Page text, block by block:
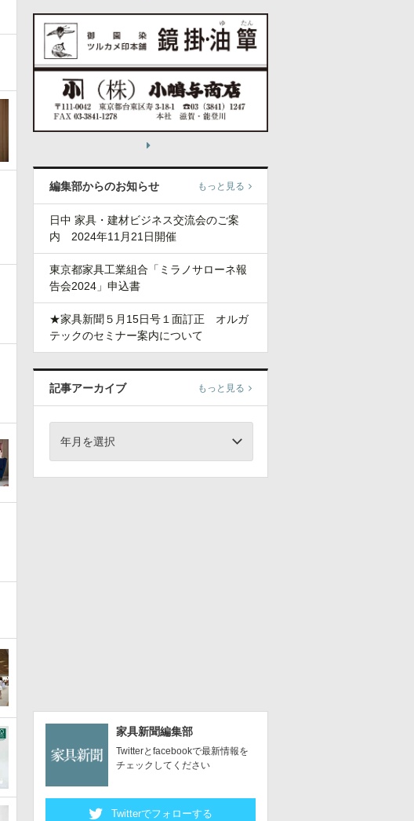
編集部からのお知らせ もっと見る
日中 家具・建材ビジネス交流会のご案
内 2024年11月21日開催
東京都家具工業組合「ミラノサローネ報
告会2024」申込書
★家具新聞５月15日号１面訂正 オルガ
テックのセミナー案内について
記事アーカイブ もっと見る
年月を選択
家具新聞編集部
Twitterとfacebookで最新情報を
チェックしてください
Twitterでフォローする